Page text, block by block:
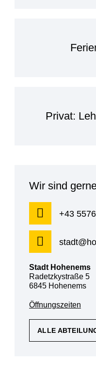
Privat:
Wir sind
+43
Stadt Hohenems
Radetzkystraße 5
6845 Hohenems
Öffnungszeiten
ALLE